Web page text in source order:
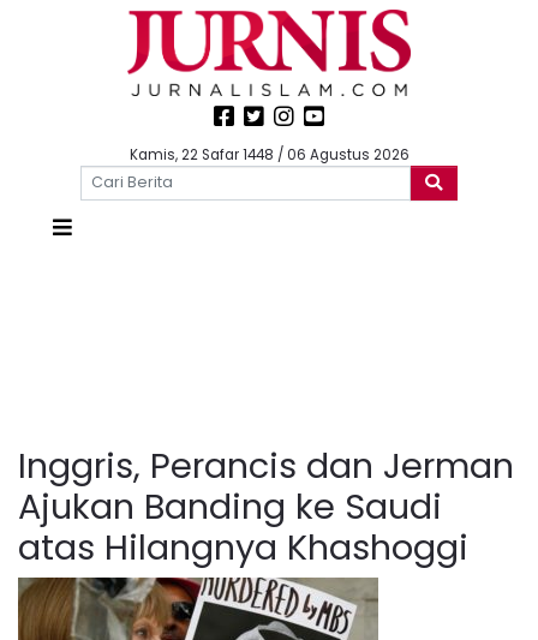
Kamis, 22 Safar 1448 / 06 Agustus 2026
Inggris, Perancis dan Jerman
Ajukan Banding ke Saudi
atas Hilangnya Khashoggi